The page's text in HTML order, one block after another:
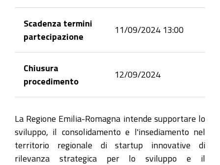
Scadenza termini
partecipazione
11/09/2024 13:00
Chiusura
procedimento
12/09/2024
La Regione Emilia-Romagna intende supportare lo
sviluppo, il consolidamento e l'insediamento nel
territorio regionale di startup innovative di
rilevanza strategica per lo sviluppo e il